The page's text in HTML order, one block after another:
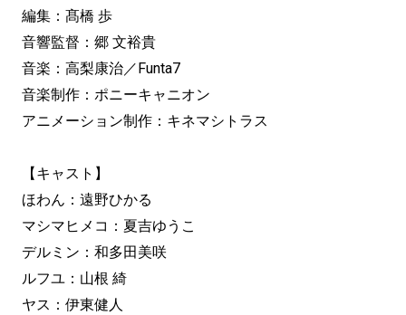
編集：髙橋 歩
音響監督：郷 文裕貴
音楽：高梨康治／Funta7
音楽制作：ポニーキャニオン
アニメーション制作：キネマシトラス
【キャスト】
ほわん：遠野ひかる
マシマヒメコ：夏吉ゆうこ
デルミン：和多田美咲
ルフユ：山根 綺
ヤス：伊東健人